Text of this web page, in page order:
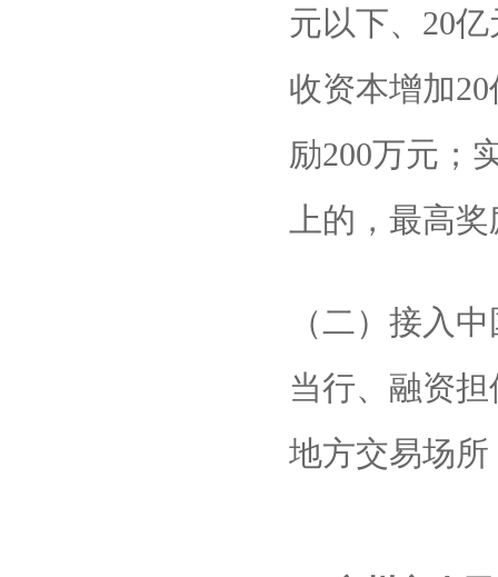
元以下、20
收资本增加
励200万元；
上的，最高
（二）接入
当行、融资
地方交易场